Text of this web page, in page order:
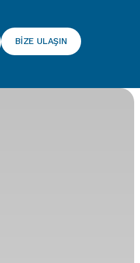
BİZE ULAŞIN